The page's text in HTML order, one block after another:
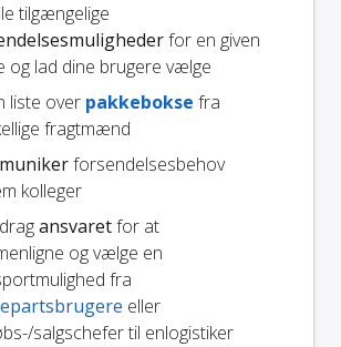
tilgængelige
for en given
og lad dine brugere vælge
liste over pakkebokse fra
fragtmænd
forsendelsesbehov
kolleger
ansvaretfor at
og vælge en
fra
eller
salgschefer til enlogistiker